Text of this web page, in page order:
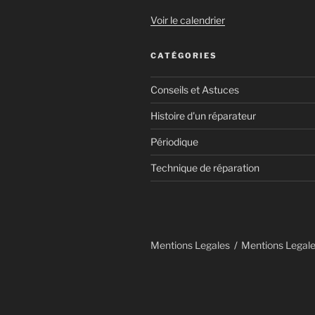
Voir le calendrier
CATÉGORIES
Conseils et Astuces
Histoire d'un réparateur
Périodique
Technique de réparation
Mentions Legales Mentions